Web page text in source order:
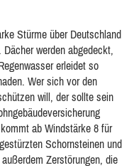
Stürme über Deutschland
werden abgedeckt,
erleidet so
Wer sich vor den
will, der sollte sein
ab Windstärke 8 für
Schornsteinen und
Zerstörungen, die